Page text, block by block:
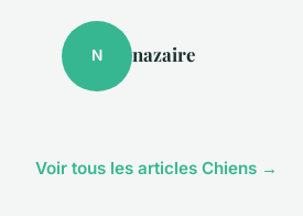
N nazaire
Voir tous les articles Chiens →